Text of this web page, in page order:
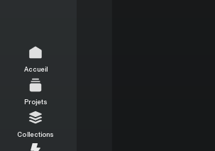
Accueil
Projets
Collections